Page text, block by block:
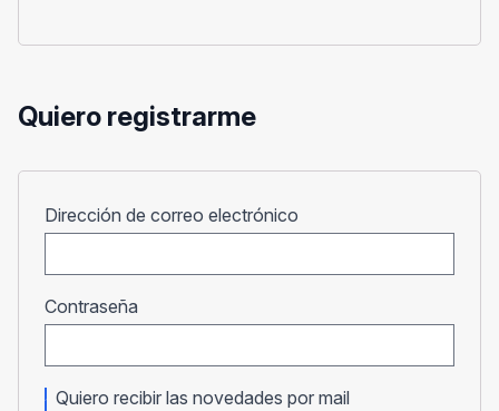
Quiero registrarme
Dirección de correo electrónico
Contraseña
Quiero recibir las novedades por mail